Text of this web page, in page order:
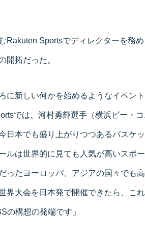
Rakuten Sportsでディレクターを務
開拓だった。
に新しい何かを始めるようなイベン
では、河村勇輝選手（横浜ビー・
日本でも盛り上がりつつあるバスケ
ルは世界的に見ても人気が高いスポ
ったヨーロッパ、アジアの国々でも
界大会を日本発で開催できたら、こ
の構想の発端です」